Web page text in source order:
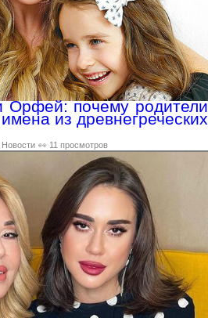
почему родители
из древнегреческих
Новости 👀 11 просмотров